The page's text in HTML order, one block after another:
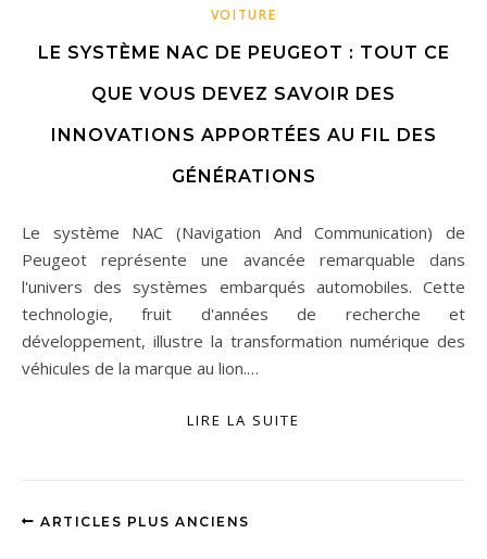
VOITURE
LE SYSTÈME NAC DE PEUGEOT : TOUT CE
QUE VOUS DEVEZ SAVOIR DES
INNOVATIONS APPORTÉES AU FIL DES
GÉNÉRATIONS
Le système NAC (Navigation And Communication) de
Peugeot représente une avancée remarquable dans
l'univers des systèmes embarqués automobiles. Cette
technologie, fruit d'années de recherche et
développement, illustre la transformation numérique des
véhicules de la marque au lion.…
LIRE LA SUITE
ARTICLES PLUS ANCIENS